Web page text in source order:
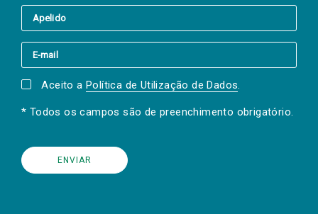
Aceito a Política de Utilização de Dados.
* Todos os campos são de preenchimento obrigatório.